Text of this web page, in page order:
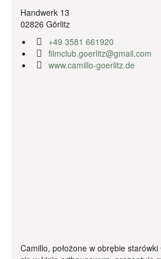
Handwerk 13
02826 Görlitz
+49 3581 661920
filmclub.goerlitz@gmail.com
www.camillo-goerlitz.de
Camillo, położone w obrębie